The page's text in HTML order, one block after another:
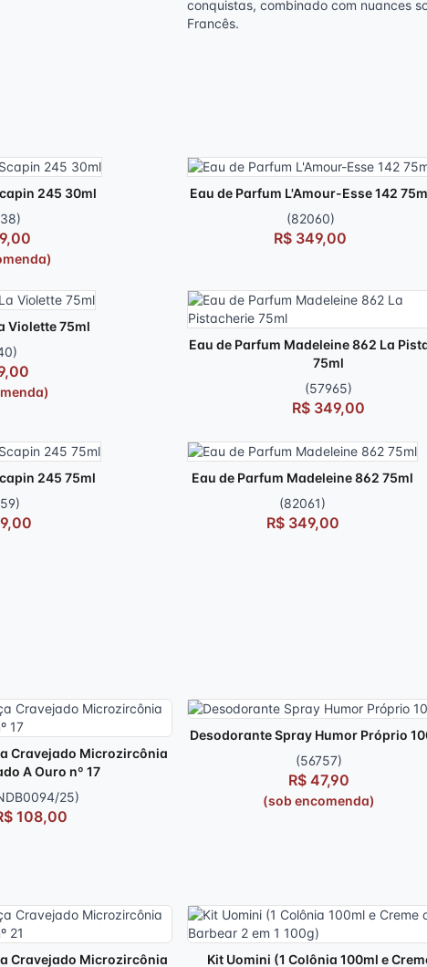
conquistas, combinado com nuances
Francês.
245 30ml
Eau de Parfum L'Amour-Esse 142
(82060)
R$ 349,00
Violette 75ml
Eau de Parfum Madeleine 862 La
75ml
(57965)
R$ 349,00
245 75ml
Eau de Parfum Madeleine 862 75ml
(82061)
R$ 349,00
Cravejado Microzircônia
A Ouro nº 17
25)
108,00
Desodorante Spray Humor Próprio
(56757)
R$ 47,90
(sob encomenda)
Cravejado Microzircônia Kit Uomini (1 Colônia 100ml e